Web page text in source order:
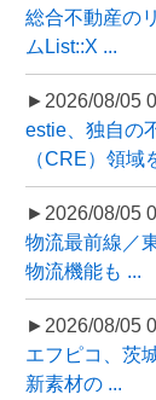
総合不動産の
ムList::X ...
►2026/08/05
estie、独自の
（CRE）領域
►2026/08/05
物流最前線／
物流機能も ...
►2026/08/05
エフピコ、茨
新素材の ...